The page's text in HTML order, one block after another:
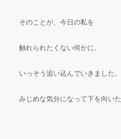
そのことが、今日の私を
触れられたくない何かに、
いっそう追い込んでいきました。
みじめな気分になって下を向いた